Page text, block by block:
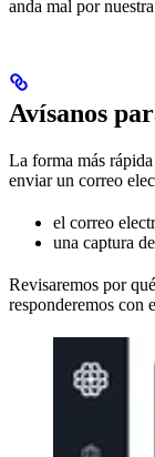
anda mal por
Avísanos
La forma más
enviar un correo
el correo
una captura
Revisaremos por
responderemos con